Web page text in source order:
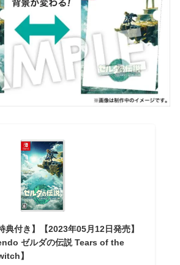
典付き】【2023年05月12日発売】
ゼルダの伝説 Tears of the
】